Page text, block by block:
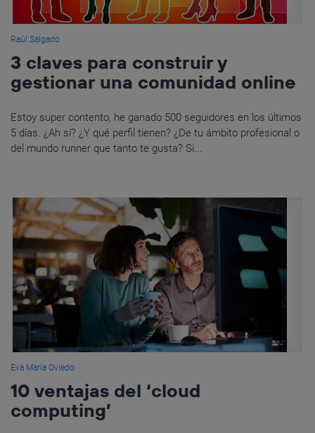
Raúl Salgado
3 claves para construir y
gestionar una comunidad online
Estoy super contento, he ganado 500 seguidores en los últimos
5 días. ¿Ah sí? ¿Y qué perfil tienen? ¿De tu ámbito profesional o
del mundo runner que tanto te gusta? Si...
Eva María Oviedo
10 ventajas del ‘cloud
computing’